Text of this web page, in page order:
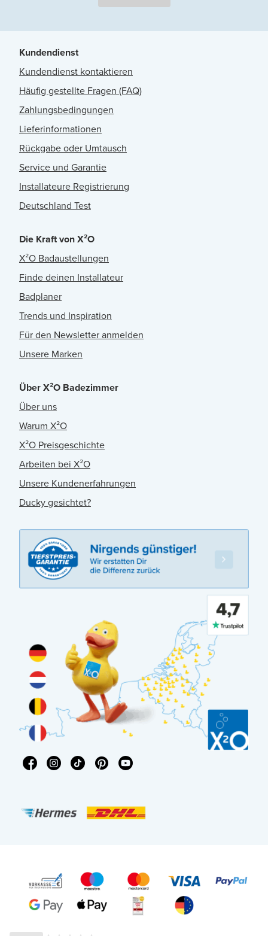
Kundendienst
Kundendienst kontaktieren
Häufig gestellte Fragen (FAQ)
Zahlungsbedingungen
Lieferinformationen
Rückgabe oder Umtausch
Service und Garantie
Installateure Registrierung
Deutschland Test
Die Kraft von X²O
X²O Badaustellungen
Finde deinen Installateur
Badplaner
Trends und Inspiration
Für den Newsletter anmelden
Unsere Marken
Über X²O Badezimmer
Über uns
Warum X²O
X²O Preisgeschichte
Arbeiten bei X²O
Unsere Kundenerfahrungen
Ducky gesichtet?